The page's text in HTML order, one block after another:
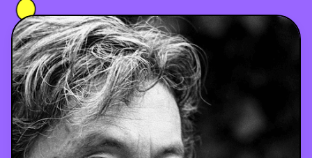
MUSIQUE
CRÉATION
ART
JEUX-VIDÉO